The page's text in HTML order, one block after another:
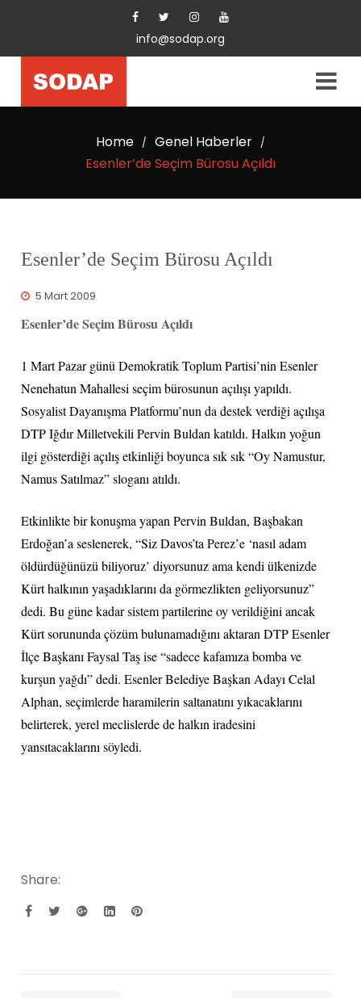
info@sodap.org
Home / Genel Haberler /
Esenler’de Seçim Bürosu Açıldı
Esenler’de Seçim Bürosu Açıldı
5 Mart 2009
Esenler’de Seçim Bürosu Açıldı
1 Mart Pazar günü Demokratik Toplum Partisi’nin Esenler
Nenehatun Mahallesi seçim bürosunun açılışı yapıldı.
Sosyalist Dayanışma Platformu’nun da destek verdiği açılışa
DTP Iğdır Milletvekili Pervin Buldan katıldı. Halkın yoğun
ilgi gösterdiği açılış etkinliği boyunca sık sık “Oy Namustur,
Namus Satılmaz” sloganı atıldı.
Etkinlikte bir konuşma yapan Pervin Buldan, Başbakan
Erdoğan’a seslenerek, “Siz Davos’ta Perez’e ‘nasıl adam
öldürdüğünüzü biliyoruz’ diyorsunuz ama kendi ülkenizde
Kürt halkının yaşadıklarını da görmezlikten geliyorsunuz”
dedi. Bu güne kadar sistem partilerine oy verildiğini ancak
Kürt sorununda çözüm bulunamadığını aktaran DTP Esenler
İlçe Başkanı Faysal Taş ise “sadece kafamıza bomba ve
kurşun yağdı” dedi. Esenler Belediye Başkan Adayı Celal
Alphan, seçimlerde haramilerin saltanatını yıkacaklarını
belirterek, yerel meclislerde de halkın iradesini
yansıtacaklarını söyledi.
Share: